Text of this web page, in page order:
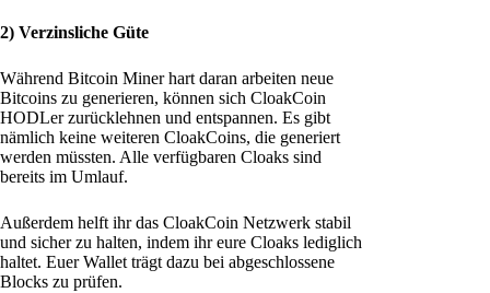
2) Verzinsliche Güte
Während Bitcoin Miner hart daran arbeiten neue
Bitcoins zu generieren, können sich CloakCoin
HODLer zurücklehnen und entspannen. Es gibt
nämlich keine weiteren CloakCoins, die generiert
werden müssten. Alle verfügbaren Cloaks sind
bereits im Umlauf.
Außerdem helft ihr das CloakCoin Netzwerk stabil
und sicher zu halten, indem ihr eure Cloaks lediglich
haltet. Euer Wallet trägt dazu bei abgeschlossene
Blocks zu prüfen.